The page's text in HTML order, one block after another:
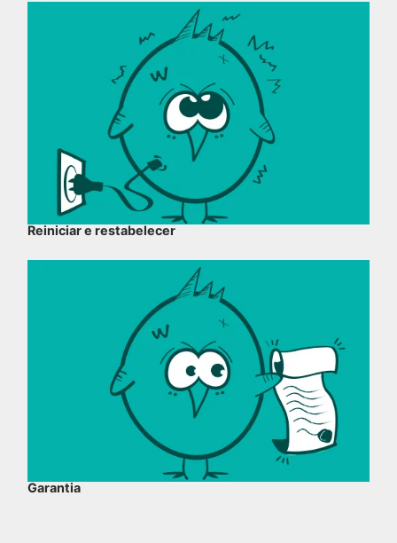
Reiniciar e restabelecer
Garantia